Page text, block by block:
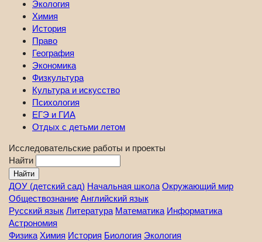
Экология
Химия
История
Право
География
Экономика
Физкультура
Культура и искусство
Психология
ЕГЭ и ГИА
Отдых с детьми летом
Исследовательские работы и проекты
Найти
ДОУ (детский сад) Начальная школа Окружающий мир
Обществознание Английский язык
Русский язык Литература Математика Информатика
Астрономия
Физика Химия История Биология Экология